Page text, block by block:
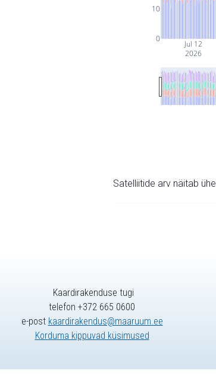
Jul 12
2026
0
10
Satelliitide arv näitab
Kaardirakenduse tugi
telefon +372 665 0600
e-post kaardirakendus@maaruum.ee
Korduma kippuvad küsimused